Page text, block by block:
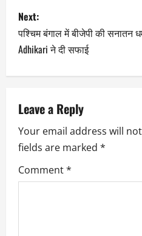
Next:
पश्चिम बंगाल में बीजेपी की सनातन
Adhikari ने दी सफाई
Leave a Reply
Your email address will
fields are marked *
Comment*